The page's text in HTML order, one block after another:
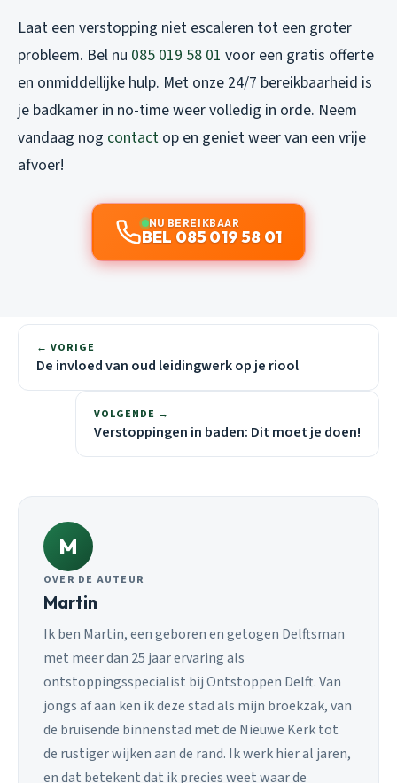
Laat een verstopping niet escaleren tot een groter
probleem. Bel nu 085 019 58 01 voor een gratis offerte
en onmiddellijke hulp. Met onze 24/7 bereikbaarheid is
je badkamer in no-time weer volledig in orde. Neem
vandaag nog contact op en geniet weer van een vrije
afvoer!
NU BEREIKBAAR
BEL 085 019 58 01
← VORIGE
De invloed van oud leidingwerk op je riool
VOLGENDE →
Verstoppingen in baden: Dit moet je doen!
M
OVER DE AUTEUR
Martin
Ik ben Martin, een geboren en getogen Delftsman
met meer dan 25 jaar ervaring als
ontstoppingsspecialist bij Ontstoppen Delft. Van
jongs af aan ken ik deze stad als mijn broekzak, van
de bruisende binnenstad met de Nieuwe Kerk tot
de rustiger wijken aan de rand. Ik werk hier al jaren,
en dat betekent dat ik precies weet waar de